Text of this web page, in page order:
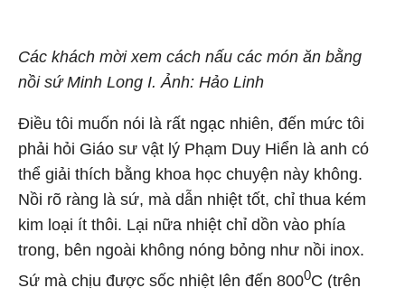
Các khách mời xem cách nấu các món ăn bằng
nồi sứ Minh Long I. Ảnh: Hảo Linh
Điều tôi muốn nói là rất ngạc nhiên, đến mức tôi
phải hỏi Giáo sư vật lý Phạm Duy Hiển là anh có
thể giải thích bằng khoa học chuyện này không.
Nồi rõ ràng là sứ, mà dẫn nhiệt tốt, chỉ thua kém
kim loại ít thôi. Lại nữa nhiệt chỉ dồn vào phía
trong, bên ngoài không nóng bỏng như nồi inox.
Sứ mà chịu được sốc nhiệt lên đến 8000C (trên